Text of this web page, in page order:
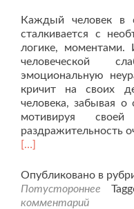
Каждый человек в
сталкивается с
логике, моментами.
человеческой
эмоциональную
кричит на своих
человека, забывая
мотивируя
раздражительность
Читать
проГрани
между
мирами
[…]
Опубликовано в
Потустороннее
комментарий